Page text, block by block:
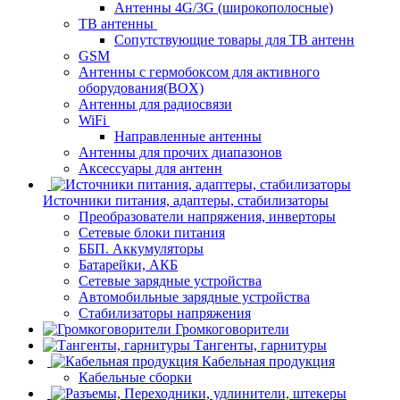
Антенны 4G/3G (широкополосные)
ТВ антенны
Сопутствующие товары для ТВ антенн
GSM
Антенны с гермобоксом для активного
оборудования(BOX)
Антенны для радиосвязи
WiFi
Направленные антенны
Антенны для прочих диапазонов
Аксессуары для антенн
Источники питания, адаптеры, стабилизаторы
Преобразователи напряжения, инверторы
Сетевые блоки питания
ББП. Аккумуляторы
Батарейки, АКБ
Сетевые зарядные устройства
Автомобильные зарядные устройства
Стабилизаторы напряжения
Громкоговорители
Тангенты, гарнитуры
Кабельная продукция
Кабельные сборки